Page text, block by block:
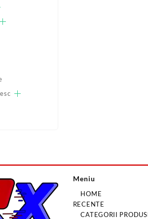
Meniu
HOME
RECENTE
CATEGORII